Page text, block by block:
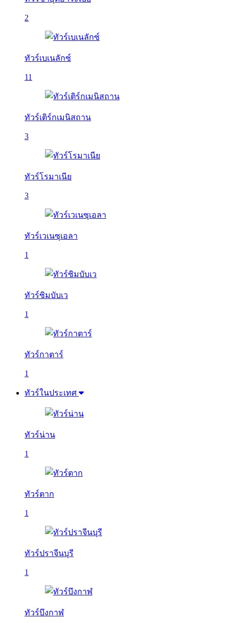
2
ทัวร์เบเนลักซ์
11
ทัวร์เติร์กเมนิสถาน
3
ทัวร์โรมาเนีย
3
ทัวร์เวเนซุเอลา
1
ทัวร์ซิมบับเว
1
ทัวร์กาตาร์
1
ทัวร์ในประเทศ
ทัวร์น่าน
1
ทัวร์ตาก
1
ทัวร์ปราจีนบุรี
1
ทัวร์บึงกาฬ